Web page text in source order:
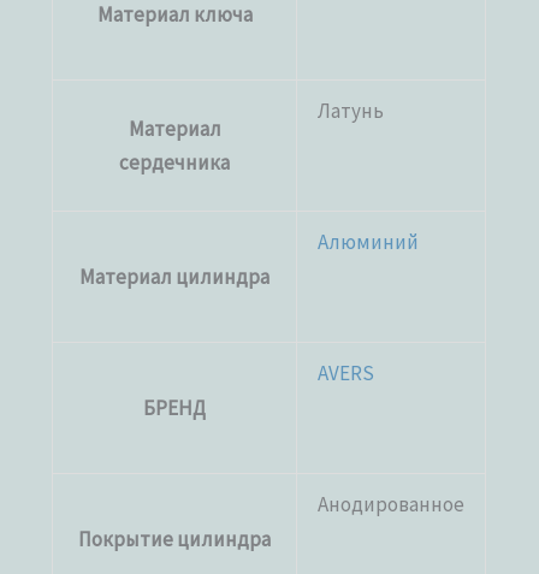
Материал ключа
Материал
сердечника
Латунь
Материал цилиндра
Алюминий
БРЕНД
AVERS
Покрытие цилиндра
Анодированное